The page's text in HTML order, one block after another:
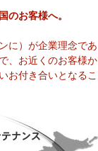
のお客様へ。
に）が企業理念で
、お近くのお客様
お付き合いとなる